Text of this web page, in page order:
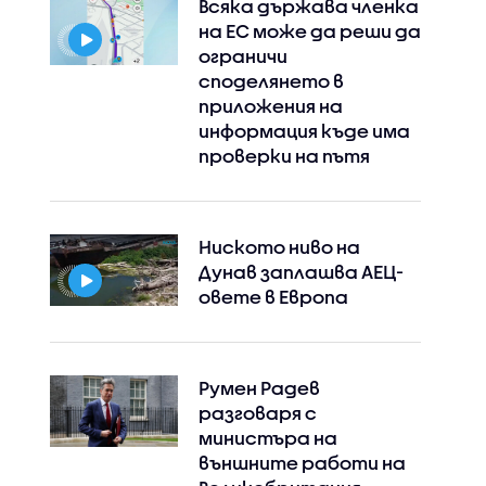
Всяка държава членка
на ЕС може да реши да
ограничи
споделянето в
приложения на
информация къде има
проверки на пътя
Ниското ниво на
Дунав заплашва АЕЦ-
овете в Европа
Румен Радев
разговаря с
министъра на
външните работи на